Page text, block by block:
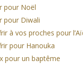
pour Noël
pour Diwali
à vos proches pour
pour Hanouka
pour un baptême